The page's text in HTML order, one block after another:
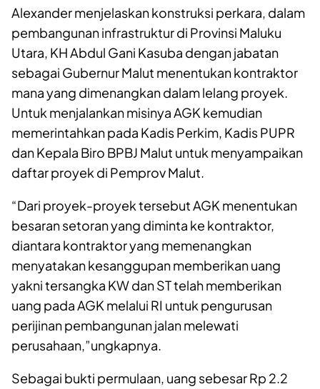
Alexander menjelaskan konstruksi perkara, dalam
pembangunan infrastruktur di Provinsi Maluku
Utara, KH Abdul Gani Kasuba dengan jabatan
sebagai Gubernur Malut menentukan kontraktor
mana yang dimenangkan dalam lelang proyek.
Untuk menjalankan misinya AGK kemudian
memerintahkan pada Kadis Perkim, Kadis PUPR
dan Kepala Biro BPBJ Malut untuk menyampaikan
daftar proyek di Pemprov Malut.
“Dari proyek-proyek tersebut AGK menentukan
besaran setoran yang diminta ke kontraktor,
diantara kontraktor yang memenangkan
menyatakan kesanggupan memberikan uang
yakni tersangka KW dan ST telah memberikan
uang pada AGK melalui RI untuk pengurusan
perijinan pembangunan jalan melewati
perusahaan,”ungkapnya.
Sebagai bukti permulaan, uang sebesar Rp 2.2